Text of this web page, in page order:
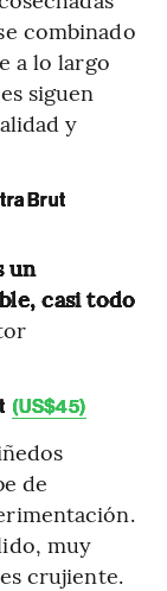
combinado
a lo largo
siguen
y
Brut
un
casi todo
(US$45)
de
muy
crujiente.